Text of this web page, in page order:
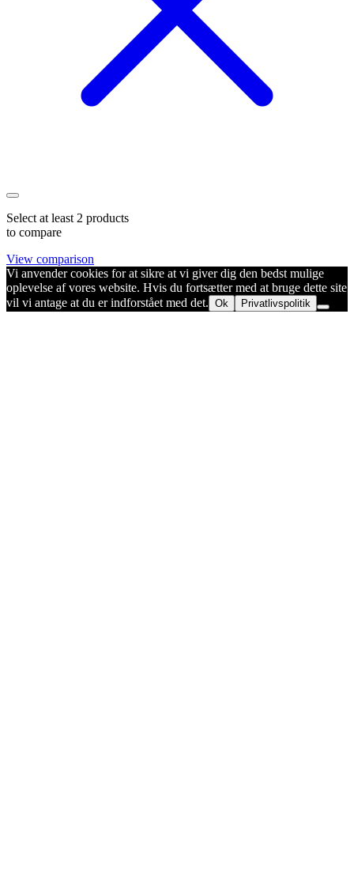
Select at least 2 products
to compare
View comparison
Vi anvender cookies for at sikre at vi giver dig den bedst mulige
oplevelse af vores website. Hvis du fortsætter med at bruge dette site
vil vi antage at du er indforstået med det. Ok Privatlivspolitik